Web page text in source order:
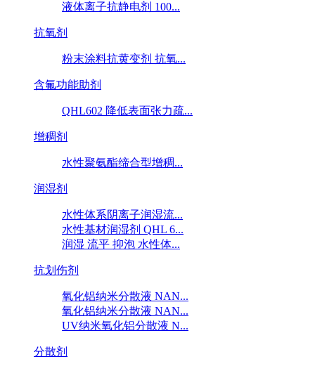
液体离子抗静电剂 100...
抗氧剂
粉末涂料抗黄变剂 抗氧...
含氟功能助剂
QHL602 降低表面张力疏...
增稠剂
水性聚氨酯缔合型增稠...
润湿剂
水性体系阴离子润湿流...
水性基材润湿剂 QHL 6...
润湿 流平 抑泡 水性体...
抗划伤剂
氧化铝纳米分散液 NAN...
氧化铝纳米分散液 NAN...
UV纳米氧化铝分散液 N...
分散剂